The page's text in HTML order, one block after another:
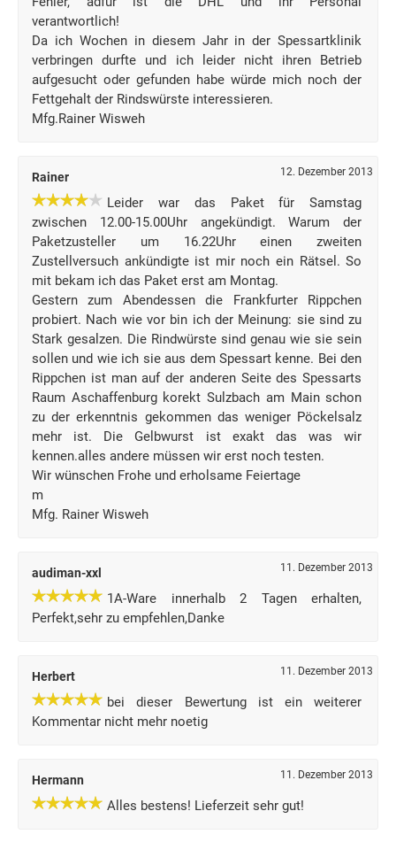
verantwortlich!
Da ich Wochen in diesem Jahr in der Spessartklinik
verbringen durfte und ich leider nicht ihren Betrieb
aufgesucht oder gefunden habe würde mich noch der
Fettgehalt der Rindswürste interessieren.
Mfg.Rainer Wisweh
Rainer 12. Dezember 2013
Leider war das Paket für Samstag
zwischen 12.00-15.00Uhr angekündigt. Warum der
Paketzusteller um 16.22Uhr einen zweiten
Zustellversuch ankündigte ist mir noch ein Rätsel. So
mit bekam ich das Paket erst am Montag.
Gestern zum Abendessen die Frankfurter Rippchen
probiert. Nach wie vor bin ich der Meinung: sie sind zu
Stark gesalzen. Die Rindwürste sind genau wie sie sein
sollen und wie ich sie aus dem Spessart kenne. Bei den
Rippchen ist man auf der anderen Seite des Spessarts
Raum Aschaffenburg korekt Sulzbach am Main schon
zu der erkenntnis gekommen das weniger Pöckelsalz
mehr ist. Die Gelbwurst ist exakt das was wir
kennen.alles andere müssen wir erst noch testen.
Wir wünschen Frohe und erholsame Feiertage
m
Mfg. Rainer Wisweh
audiman-xxl 11. Dezember 2013
1A-Ware innerhalb 2 Tagen erhalten,
Perfekt,sehr zu empfehlen,Danke
Herbert 11. Dezember 2013
bei dieser Bewertung ist ein weiterer
Kommentar nicht mehr noetig
Hermann 11. Dezember 2013
Alles bestens! Lieferzeit sehr gut!